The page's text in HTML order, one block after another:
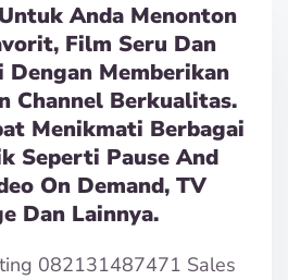
Anda Menonton
Film Seru Dan
Memberikan
Channel Berkualitas.
Menikmati Berbagai
Seperti Pause And
On Demand, TV
Dan Lainnya.
082131487471 Sales